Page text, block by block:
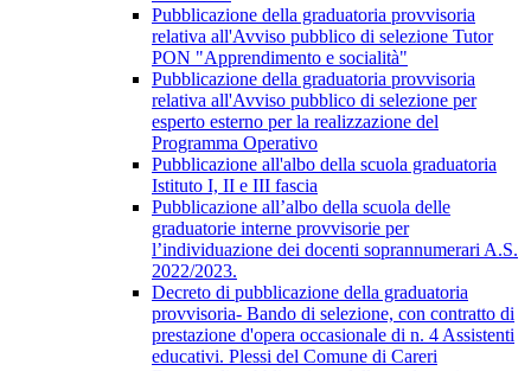
Pubblicazione della graduatoria provvisoria
relativa all'Avviso pubblico di selezione Tutor
PON "Apprendimento e socialità"
Pubblicazione della graduatoria provvisoria
relativa all'Avviso pubblico di selezione per
esperto esterno per la realizzazione del
Programma Operativo
Pubblicazione all'albo della scuola graduatoria
Istituto I, II e III fascia
Pubblicazione all’albo della scuola delle
graduatorie interne provvisorie per
l’individuazione dei docenti soprannumerari A.S.
2022/2023.
Decreto di pubblicazione della graduatoria
provvisoria- Bando di selezione, con contratto di
prestazione d'opera occasionale di n. 4 Assistenti
educativi. Plessi del Comune di Careri